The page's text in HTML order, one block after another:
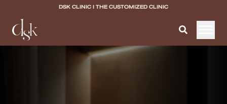
DSK CLINIC I THE CUSTOMIZED CLINIC